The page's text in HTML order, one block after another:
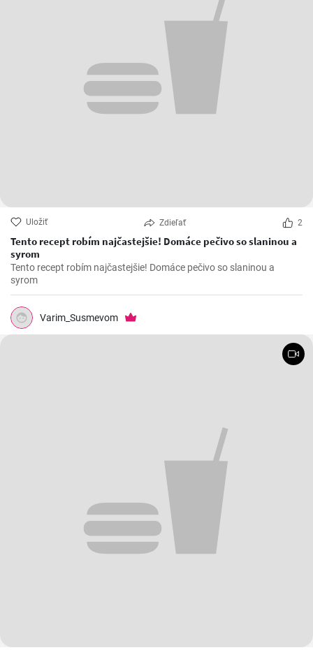
Uložiť Zdieľať 2
Tento recept robím najčastejšie! Domáce pečivo so slaninou a
syrom
Tento recept robím najčastejšie! Domáce pečivo so slaninou a
syrom
Varim_Susmevom